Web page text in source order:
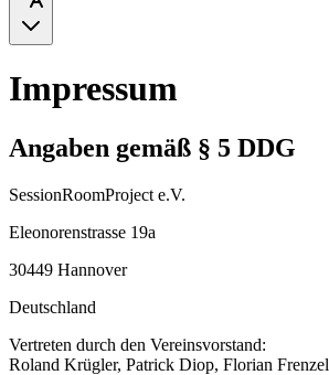
Impressum
Angaben gemäß § 5 DDG
SessionRoomProject e.V.
Eleonorenstrasse 19a
30449 Hannover
Deutschland
Vertreten durch den Vereinsvorstand:
Roland Krügler, Patrick Diop, Florian Frenzel